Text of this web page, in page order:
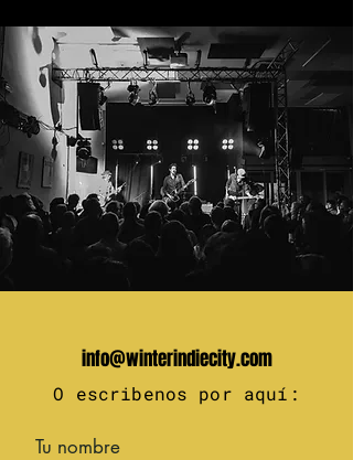
info@winterindiecity.com
O escribenos por aquí:
Tu nombre